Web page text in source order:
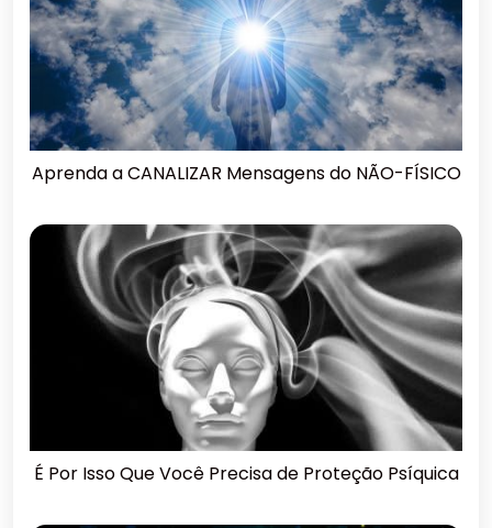
Aprenda a CANALIZAR Mensagens do NÃO-FÍSICO
É Por Isso Que Você Precisa de Proteção Psíquica